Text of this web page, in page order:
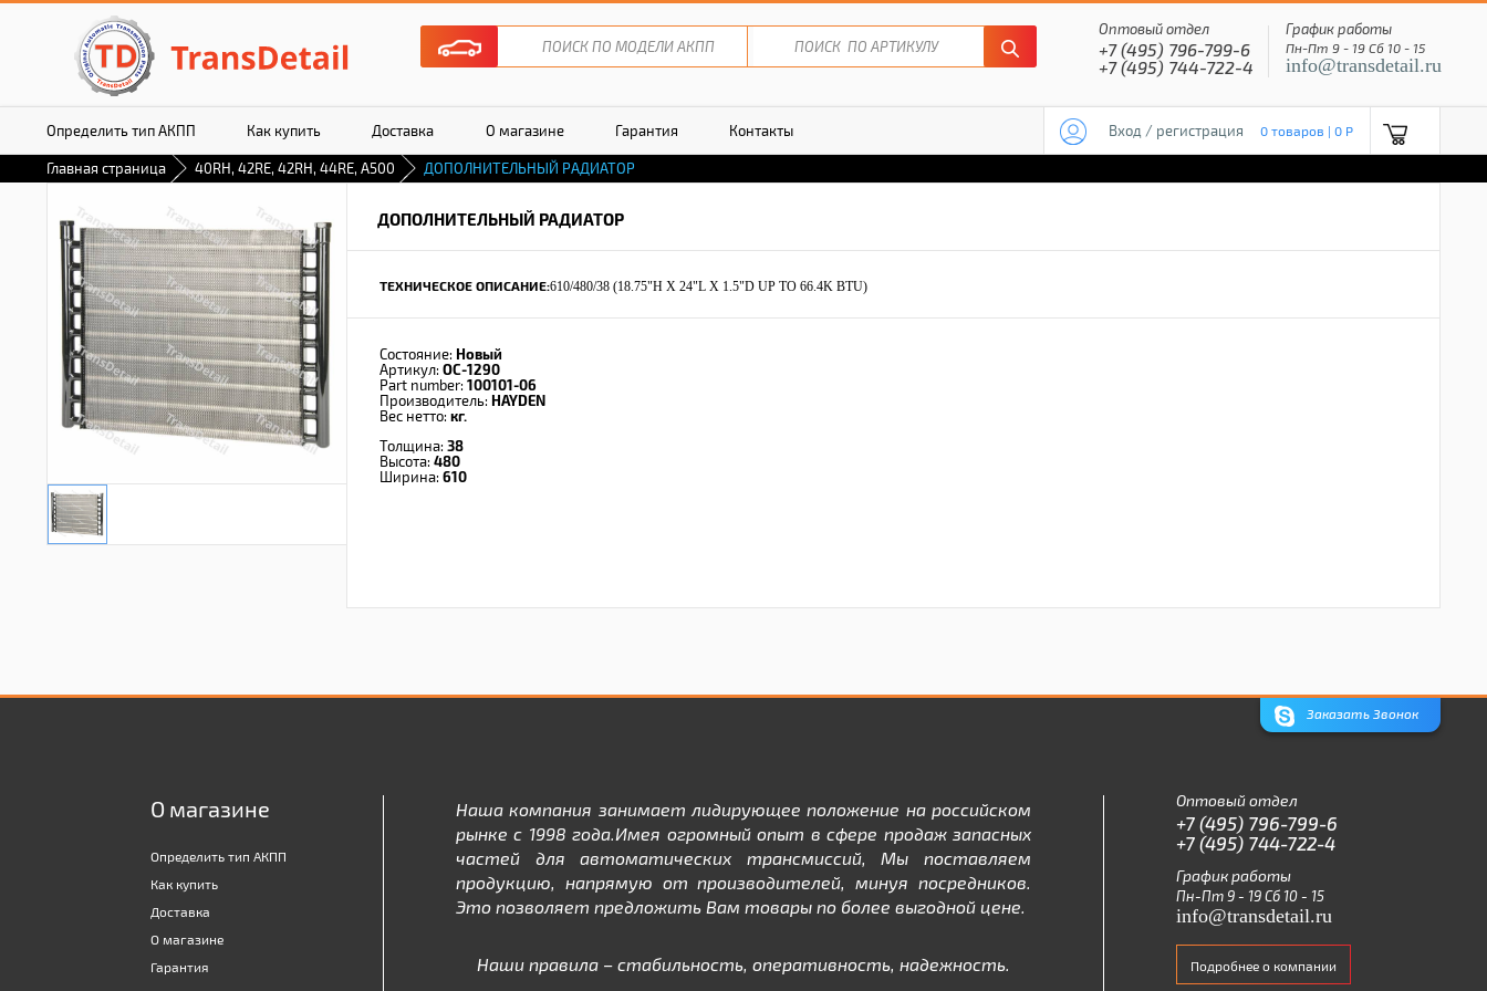
Оптовый отдел
+7 (495) 796-799-6
+7 (495) 744-722-4
График работы
Пн-Пт 9 - 19 Сб 10 - 15
info@transdetail.ru
Определить тип АКПП Как купить Доставка О магазине Гарантия Контакты Вход / регистрация 0 товаров | 0 P
Главная страница 40RH, 42RE, 42RH, 44RE, A500 ДОПОЛНИТЕЛЬНЫЙ РАДИАТОР
ДОПОЛНИТЕЛЬНЫЙ РАДИАТОР
ТЕХНИЧЕСКОЕ ОПИСАНИЕ:610/480/38 (18.75"H X 24"L X 1.5"D UP TO 66.4K BTU)
Состояние: Новый
Артикул: OC-1290
Part number: 100101-06
Производитель: HAYDEN
Вес нетто: кг.
Толщина: 38
Высота: 480
Ширина: 610
Заказать Звонок
О магазине
Определить тип АКПП
Как купить
Доставка
О магазине
Гарантия
Наша компания занимает лидирующее положение на российском
рынке с 1998 года.Имея огромный опыт в сфере продаж запасных
частей для автоматических трансмиссий, Мы поставляем
продукцию, напрямую от производителей, минуя посредников.
Это позволяет предложить Вам товары по более выгодной цене.
Наши правила – стабильность, оперативность, надежность.
Оптовый отдел
+7 (495) 796-799-6
+7 (495) 744-722-4
График работы
Пн-Пт 9 - 19 Сб 10 - 15
info@transdetail.ru
Подробнее о компании